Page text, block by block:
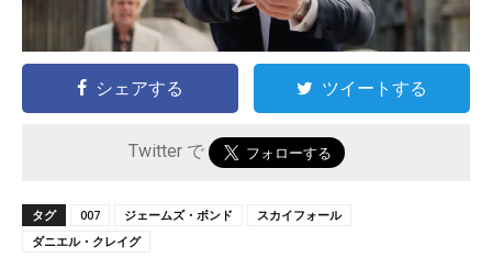
シェアする ツイートする
Twitter で
タグ 007 ジェームズ・ボンド
スカイフォール
ダニエル・クレイグ